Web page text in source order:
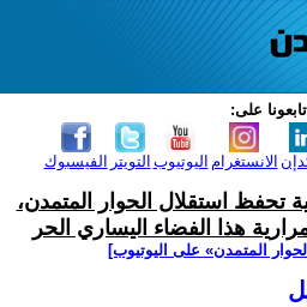
تابعونا على:
الفيسبوك التويتر اليوتيوب الانستغرام
تحفظ استقلال الحوار المتمدن،
هذا الفضاء اليساري الحر
المتمدن» على اليوتيوب]